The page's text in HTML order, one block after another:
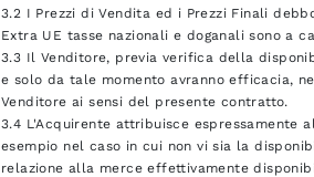
3.2 I Prezzi di Vendita ed i Prezzi Finali
Extra UE tasse nazionali e doganali sono a
3.3 Il Venditore, previa verifica della
e solo da tale momento avranno efficacia,
Venditore ai sensi del presente contratto.
3.4 L'Acquirente attribuisce
esempio nel caso in cui non vi sia la
relazione alla merce effettivamente